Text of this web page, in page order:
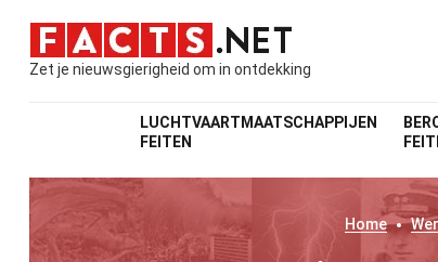
Zet je nieuwsgierigheid om in ontdekking
LUCHTVAARTMAATSCHAPPIJEN
FEITEN
Home